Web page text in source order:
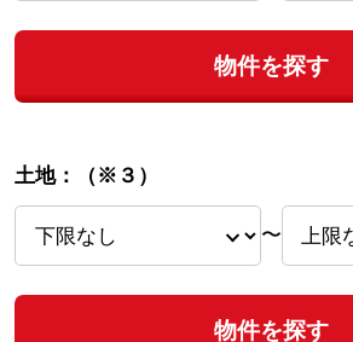
物件を探す
土地： （※３）
〜
物件を探す